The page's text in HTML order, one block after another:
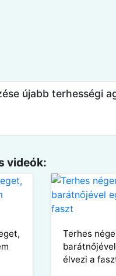
újabb terhességi
videók:
Terhes
élvezi a